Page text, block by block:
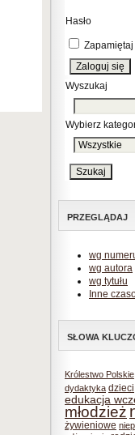
Hasło
Zapamiętaj
Wyszukaj
Wybierz
PRZEGLĄDAJ
wg
wg autora
wg tytułu
Inne
SŁOWA
Królestwo Polskie
dydaktyka dzieci
edukacja
młodzież
żywieniowe